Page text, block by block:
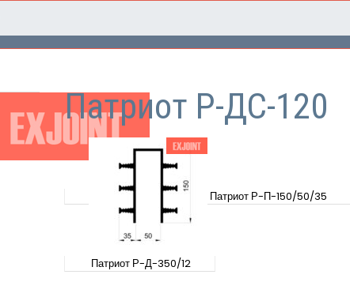
Патриот Р-ДС-120
Патриот Р-П-150/50/35
Патриот Р-Д-350/12